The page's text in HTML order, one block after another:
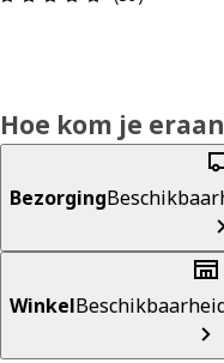
Hoe kom je
Bezorging
Winkel